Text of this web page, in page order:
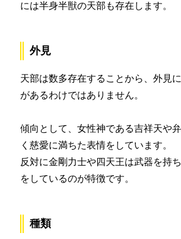
には半身半獣の天部も存在します。
外見
天部は数多存在することから、外見
があるわけではありません。
傾向として、女性神である吉祥天や
く慈愛に満ちた表情をしています。
反対に金剛力士や四天王は武器を持
をしているのが特徴です。
種類